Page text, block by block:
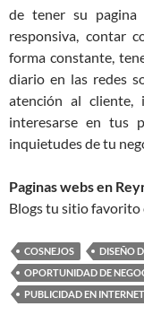
de tener su pagina
responsiva, contar
forma constante,
diario en las redes
atención al cliente,
interesarse en tus
inquietudes de tu
Paginas webs en
Blogs tu sitio favorito
COSNEJOS DISEÑO
OPORTUNIDAD DE
PUBLICIDAD EN INTERNET